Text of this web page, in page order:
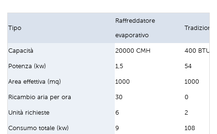
Tipo
Raffreddatore
evaporativo
Capacità 20000 CMH 400 BTU/
Potenza (kw) 1,5 54
Area effettiva (mq) 1000 1000
Ricambio aria per ora 30 0
Unità richieste 6 2
Consumo totale (kw) 9 108